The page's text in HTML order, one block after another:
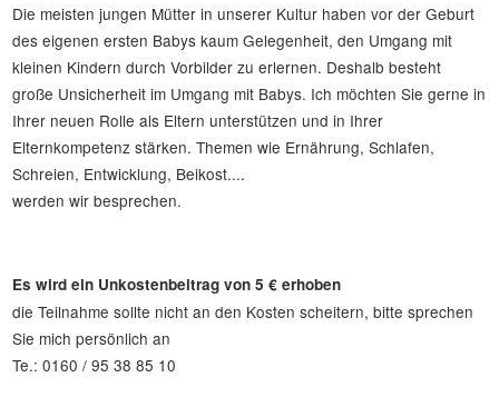
Die meisten jungen Mütter in unserer Kultur haben vor der Geburt
des eigenen ersten Babys kaum Gelegenheit, den Umgang mit
kleinen Kindern durch Vorbilder zu erlernen. Deshalb besteht
große Unsicherheit im Umgang mit Babys. Ich möchten Sie gerne in
Ihrer neuen Rolle als Eltern unterstützen und in Ihrer
Elternkompetenz stärken. Themen wie Ernährung, Schlafen,
Schreien, Entwicklung, Beikost....
werden wir besprechen.
Es wird ein Unkostenbeitrag von 5 € erhoben
die Teilnahme sollte nicht an den Kosten scheitern, bitte sprechen
Sie mich persönlich an
Te.: 0160 / 95 38 85 10